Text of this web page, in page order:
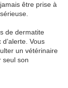
être prise à
de dermatite
Vous
un vétérinaire
seul son